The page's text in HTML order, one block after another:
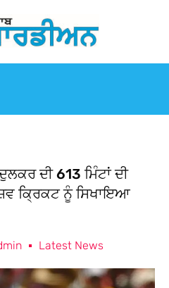
ਦੀ 613 ਮਿੰਟਾਂ ਦੀ
ਕ੍ਰਿਕਟ ਨੂੰ ਸਿਖਾਇਆ
Latest News